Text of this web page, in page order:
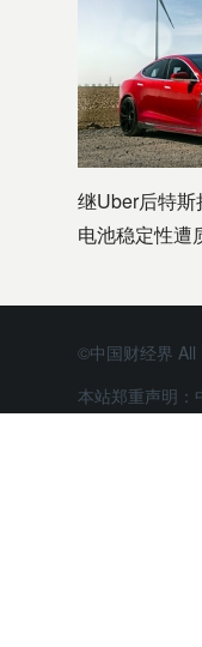
继Uber后特
电池稳定性遭
©中国财经界 All
本站郑重声明：